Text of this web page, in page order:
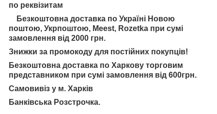
по реквізитам
Безкоштовна доставка по Україні Новою
поштою, Укрпоштою, Meest, Rozetka при сумі
замовлення від 2000 грн.
Знижки за промокоду для постійних покупців!
Безкоштовна доставка по Харкову торговим
представником при сумі замовлення від 600грн.
Самовивіз у м. Харків
Банківська Розстрочка.